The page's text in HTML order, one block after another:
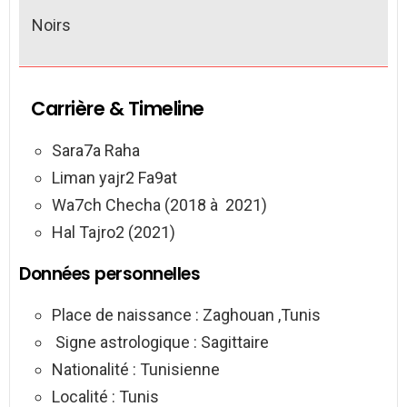
Noirs
Carrière & Timeline
Sara7a Raha
Liman yajr2 Fa9at
Wa7ch Checha (2018 à 2021)
Hal Tajro2 (2021)
Données personnelles
Place de naissance : Zaghouan ,Tunis
Signe astrologique : Sagittaire
Nationalité : Tunisienne
Localité : Tunis